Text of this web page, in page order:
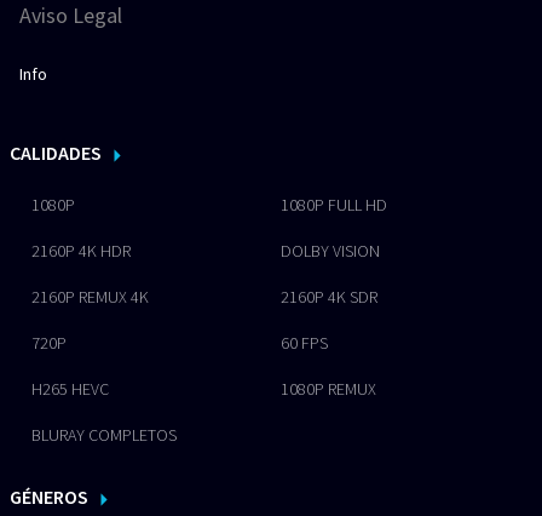
Aviso Legal
Info
CALIDADES
1080P 1080P FULL HD
2160P 4K HDR DOLBY VISION
2160P REMUX 4K 2160P 4K SDR
720P 60 FPS
H265 HEVC 1080P REMUX
BLURAY COMPLETOS
GÉNEROS